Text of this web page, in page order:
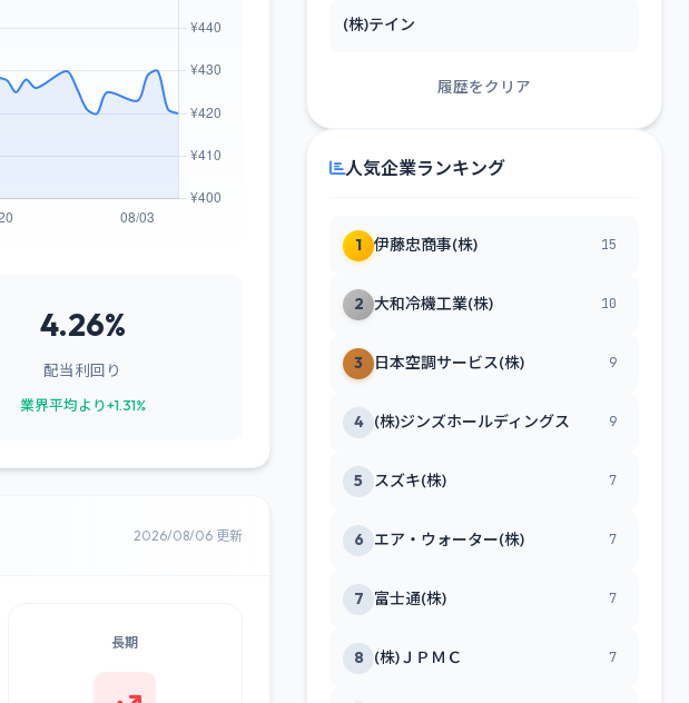
4.26%
配当利回り
業界平均より+1.31%
2026/08/06 更新
長期
(株)テイン
履歴をクリア
人気企業ランキング
1 伊藤忠商事(株) 15
2 大和冷機工業(株) 10
3 日本空調サービス(株) 9
4 (株)ジンズホールディングス 9
5 スズキ(株) 7
6 エア・ウォーター(株) 7
7 富士通(株) 7
8 (株)ＪＰＭＣ 7